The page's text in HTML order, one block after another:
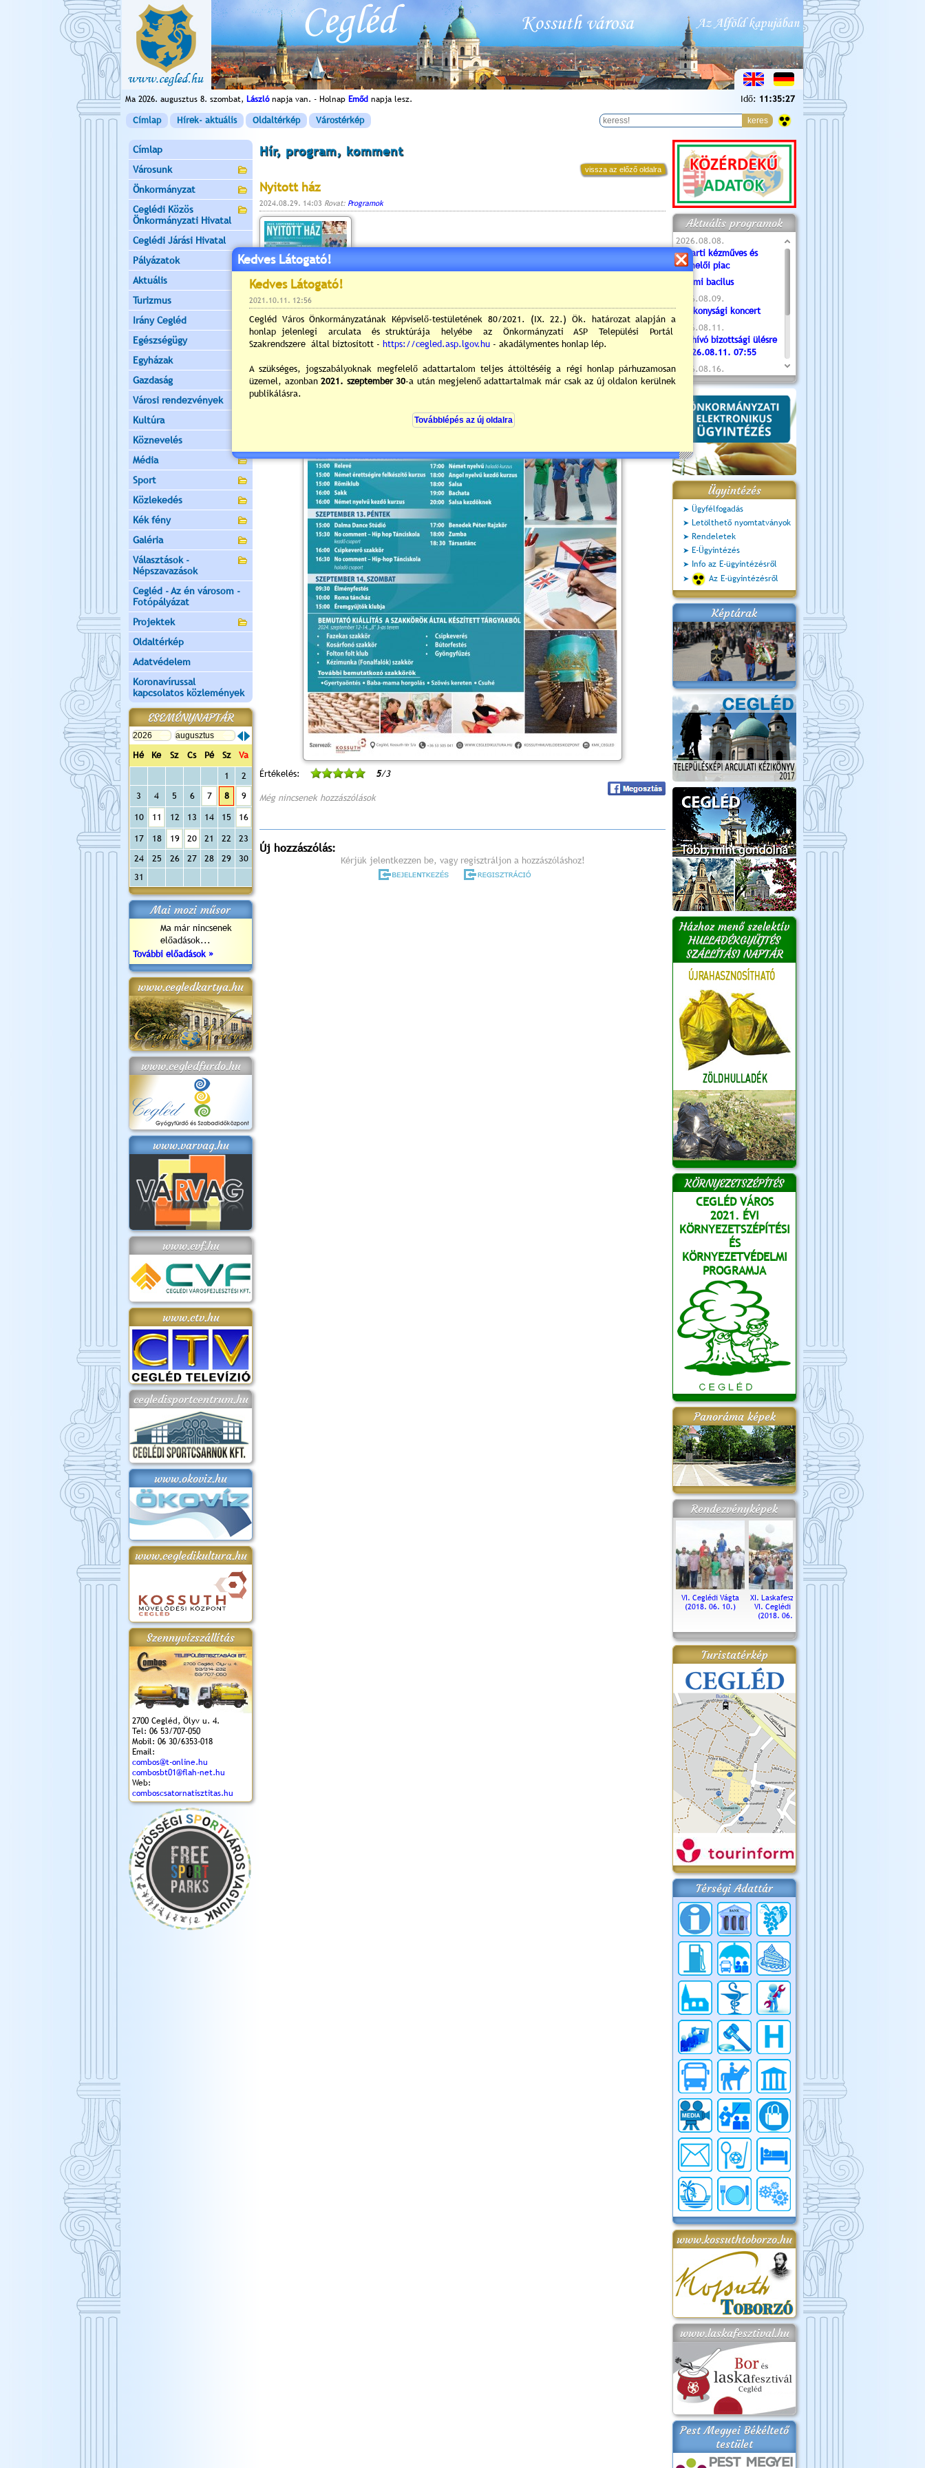
Ma 2026. augusztus 8. szombat, Lászlónapja van. - Holnap Emőd napja lesz. Idő: 11:35:28
Címlap Hírek- aktuális Oldaltérkép Várostérkép
Címlap
Városunk
Önkormányzat
Ceglédi Közös
Önkormányzati Hivatal
Ceglédi Járási Hivatal
Pályázatok
Aktuális
Turizmus
Irány Cegléd
Egészségügy
Egyházak
Gazdaság
Városi rendezvények
Kultúra
Köznevelés
Média
Sport
Közlekedés
Kék fény
Galéria
Választások -
Népszavazások
Cegléd - Az én városom -
Fotópályázat
Projektek
Oldaltérkép
Adatvédelem
Koronavírussal
kapcsolatos közlemények
ESEMÉNYNAPTÁR
Hé Ke Sz Cs Pé Sz
Va
1
2
3
4 5 6 7 8 9
10 11 12 13 14 15 16
17 18 19 20 21 22
23
24
25 26 27 28 29
30
31
Mai mozi műsor
Ma már nincsenek
előadások...
További előadások »
www.cegledkartya.hu
www.cegledfurdo.hu
www.varvag.hu
www.cvf.hu
www.ctv.hu
cegledisportcentrum.hu
www.okoviz.hu
www.cegledikultura.hu
Szennyvízszállítás
2700 Cegléd, Ölyv u. 4.
Tel: 06 53/707-050
Mobil: 06 30/6353-018
Email:
combos@t-online.hu
combosbt01@flah-net.hu
Web:
comboscsatornatisztitas.hu
Hír, program, komment
vissza az előző oldalra
Nyitott ház
2024.08.29. 14:03 Rovat: Programok
Értékelés: 5/3
Még nincsenek hozzászólások
Új hozzászólás:
Kérjük jelentkezzen be, vagy regisztráljon a hozzászóláshoz!
Aktuális programok
2026.08.08.
Tóparti kézműves és
termelői piac
Valami bacilus
2026.08.09.
Jótékonysági koncert
2026.08.11.
Meghívó bizottsági ülésre
- 2026.08.11. 07:55
2026.08.16.
Újvárosi Közlekedési és
Sportnap
2026.08.19.
Ceglédi fotóklub kiállítás
2026.08.20.
Szent István Ünnepe
Ügyintézés
Ügyfélfogadás
Letölthető nyomtatványok
Rendeletek
E-Ügyintézés
Info az E-ügyintézésről
Az E-ügyintézésről
Képtárak
Házhoz menő szelektív
HULLADÉKGYŰJTÉS
SZÁLLÍTÁSI NAPTÁR
KÖRNYEZETSZÉPÍTÉS
CEGLÉD VÁROS
2021. ÉVI
KÖRNYEZETSZÉPÍTÉSI
ÉS
KÖRNYEZETVÉDELMI
PROGRAMJA
Panoráma képek
Rendezvényképek
VI. Ceglédi Vágta
(2018. 06. 10.)
XI. Laskafesztivál és
VI. Ceglédi Vágta
(2018. 06. 10.)
Városnapok 2018.
Kossuth Toborzó
Ünnepély
Szent István Ünnepe
(2017. 08. 20.)
Turistatérkép
Térségi Adattár
www.kossuthtoborzo.hu
www.laskafesztival.hu
Pest Megyei Békéltető
testület
Kedves Látogató!